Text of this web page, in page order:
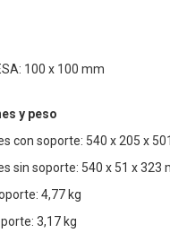
100 x 100 mm
y peso
con soporte: 540 x 205 x
sin soporte: 540 x 51 x 323
4,77 kg
3,17 kg